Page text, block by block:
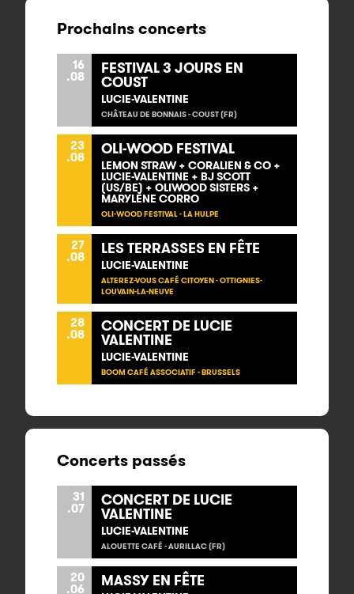
Prochains concerts
16
.08 FESTIVAL 3 JOURS EN
COUST
LUCIE-VALENTINE
CHÂTEAU DE BONNAIS - COUST (FR)
23
.08 OLI-WOOD FESTIVAL
LEMON STRAW + CORALIEN & CO +
LUCIE-VALENTINE + BJ SCOTT
(US/BE) + OLIWOOD SISTERS +
MARYLÈNE CORRO
OLI-WOOD FESTIVAL - LA HULPE
27
.08 LES TERRASSES EN FÊTE
LUCIE-VALENTINE
ALTEREZ-VOUS CAFÉ CITOYEN - OTTIGNIES-
LOUVAIN-LA-NEUVE
28
.08 CONCERT DE LUCIE
VALENTINE
LUCIE-VALENTINE
BOOM CAFÉ ASSOCIATIF - BRUSSELS
Concerts passés
31
.07 CONCERT DE LUCIE
VALENTINE
LUCIE-VALENTINE
ALOUETTE CAFÉ - AURILLAC (FR)
20
.06 MASSY EN FÊTE